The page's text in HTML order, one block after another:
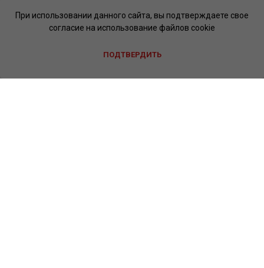
При использовании данного сайта, вы подтверждаете свое
согласие на использование файлов cookie
ПОДТВЕРДИТЬ